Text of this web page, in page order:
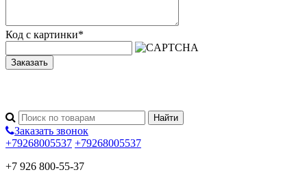
Код с картинки*
Заказать
Заказать звонок
+79268005537 +79268005537
+7 926 800-55-37